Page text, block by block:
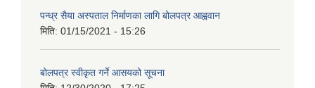
पन्ध्र सैया अस्पताल निर्माणका लागि बोलपत्र आह्ववान
मिति: 01/15/2021 - 15:26
बोलपत्र स्वीकृत गर्ने आसयको सूचना